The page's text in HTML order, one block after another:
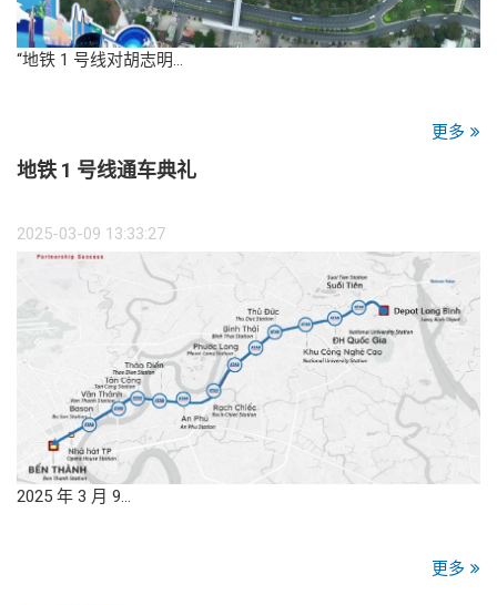
“地铁 1 号线对胡志明…
更多
地铁 1 号线通车典礼
2025-03-09 13:33:27
2025 年 3 月 9…
更多